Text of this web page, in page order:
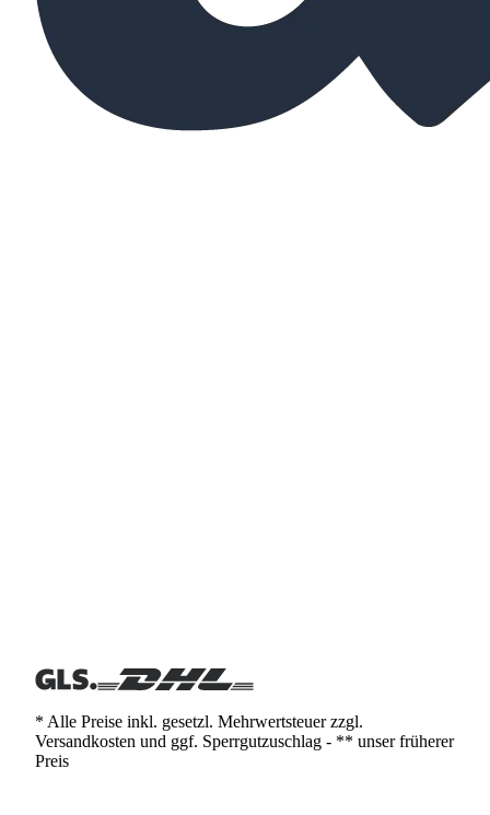
* Alle Preise inkl. gesetzl. Mehrwertsteuer zzgl.
Versandkosten und ggf. Sperrgutzuschlag - ** unser früherer
Preis